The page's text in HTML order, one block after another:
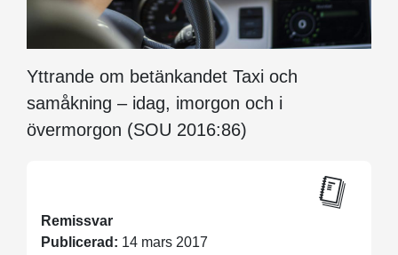
Yttrande om betänkandet Taxi och
samåkning – idag, imorgon och i
övermorgon (SOU 2016:86)
Remissvar
Publicerad: 14 mars 2017